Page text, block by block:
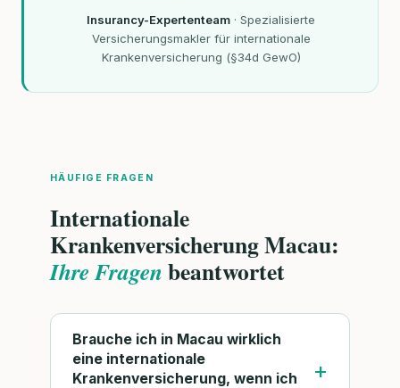
Insurancy-Expertenteam · Spezialisierte
Versicherungsmakler für internationale
Krankenversicherung (§34d GewO)
HÄUFIGE FRAGEN
Internationale
Krankenversicherung Macau:
Ihre Fragenbeantwortet
Brauche ich in Macau wirklich
eine internationale
Krankenversicherung, wenn ich